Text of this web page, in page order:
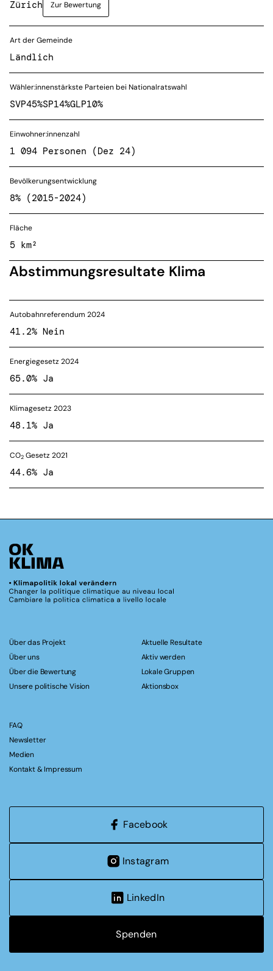
Zürich Zur Bewertung
Art der Gemeinde
Ländlich
Wähler:innenstärkste Parteien bei Nationalratswahl
SVP45%SP14%GLP10%
Einwohner:innenzahl
1 094 Personen (Dez 24)
Bevölkerungsentwicklung
8% (2015-2024)
Fläche
5 km²
Abstimmungsresultate Klima
Autobahnreferendum 2024
41.2% Nein
Energiegesetz 2024
65.0% Ja
Klimagesetz 2023
48.1% Ja
CO2 Gesetz 2021
44.6% Ja
Über das Projekt
Über uns
Über die Bewertung
Unsere politische Vision
Aktuelle Resultate
Aktiv werden
Lokale Gruppen
Aktionsbox
FAQ
Newsletter
Medien
Kontakt & Impressum
Facebook
Instagram
LinkedIn
Spenden